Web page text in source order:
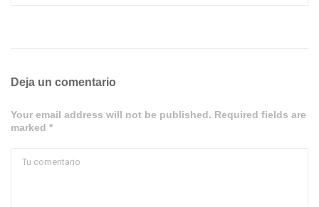
Deja un comentario
Your email address will not be published. Required fields are
marked *